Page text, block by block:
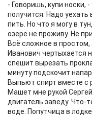
- Говоришь, купи носки,
получится. Надо уехать
пить. Но что я могу в
озере не проживу. Не
Всё сложное в
Иванович чертыхается
спешит вырезать
минуту подскочит
Выпьют спирт вместе с
Машет мне рукой
двигатель заведу. Что-
воде. Попутчица в